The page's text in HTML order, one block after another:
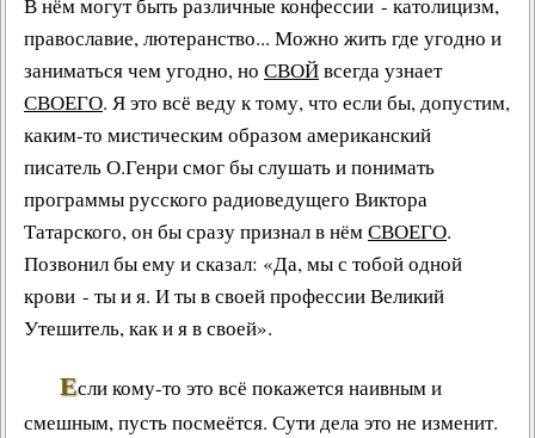
православие, лютеранство... Можно жить где угодно и
заниматься чем угодно, но СВОЙвсегда узнает
СВОЕГО. Я это всё веду к тому, что если бы, допустим,
каким-то мистическим образомамериканский
писатель О.Генрисмог бы слушать и понимать
программы русского радиоведущего Виктора
Татарского, он бы сразу признал в нёмСВОЕГО.
Позвонил бы ему и сказал: «Да, мы с тобой одной
крови - ты и я. И ты в своей профессии Великий
Утешитель, как и я в своей».
Если кому-то это всё покажется наивным и
смешным, пусть посмеётся. Сути дела это не изменит.